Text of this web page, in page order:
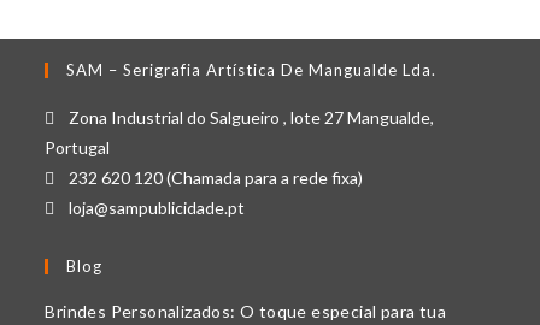
SAM – Serigrafia Artística De Mangualde Lda.
Zona Industrial do Salgueiro , lote 27 Mangualde,
Portugal
232 620 120 (Chamada para a rede fixa)
loja@sampublicidade.pt
Blog
Brindes Personalizados: O toque especial para tua